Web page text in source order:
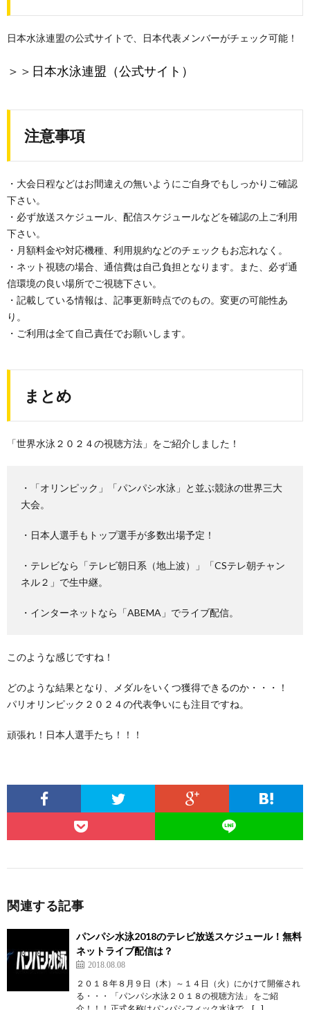
日本水泳連盟の公式サイトで、日本代表メンバーがチェック可能！
＞＞ 日本水泳連盟（公式サイト）
注意事項
・大会日程などはお間違えの無いようにご自身でもしっかりご確認
下さい。
・必ず放送スケジュール、配信スケジュールなどを確認の上ご利用
下さい。
・月額料金や対応機種、利用規約などのチェックもお忘れなく。
・ネット視聴の場合、通信費は自己負担となります。また、必ず通
信環境の良い場所でご視聴下さい。
・記載している情報は、記事更新時点でのもの。変更の可能性あ
り。
・ご利用は全て自己責任でお願いします。
まとめ
「世界水泳２０２４の視聴方法」をご紹介しました！
・「オリンピック」「パンパシ水泳」と並ぶ競泳の世界三大
大会。
・日本人選手もトップ選手が多数出場予定！
・テレビなら「テレビ朝日系（地上波）」「CSテレ朝チャン
ネル２」で生中継。
・インターネットなら「ABEMA」でライブ配信。
このような感じですね！
どのような結果となり、メダルをいくつ獲得できるのか・・・！
パリオリンピック２０２４の代表争いにも注目ですね。
頑張れ！日本人選手たち！！！
関連する記事
パンパシ水泳2018のテレビ放送スケジュール！無料
ネットライブ配信は？
2018.08.08
２０１８年８月９日（木）～１４日（火）にかけて開催され
る・・・ 「パンパシ水泳２０１８の視聴方法」 をご紹